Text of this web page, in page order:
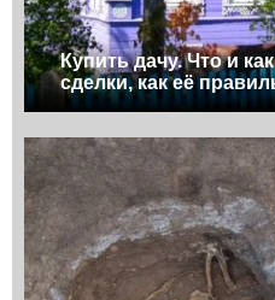
Купить дачу. Что и
сделки, как её